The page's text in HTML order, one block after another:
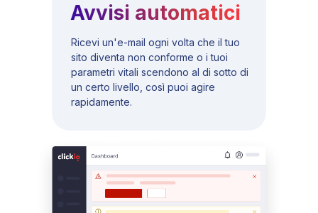
Avvisi automatici
Ricevi un'e-mail ogni volta che il tuo
sito diventa non conforme o i tuoi
parametri vitali scendono al di sotto di
un certo livello, così puoi agire
rapidamente.